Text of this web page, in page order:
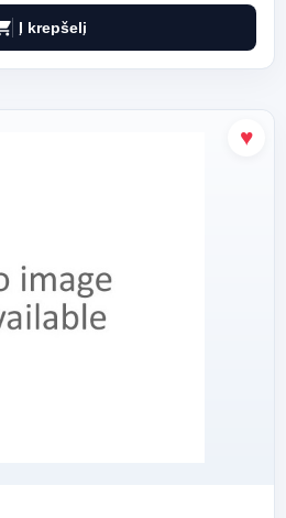
Į krepšelį